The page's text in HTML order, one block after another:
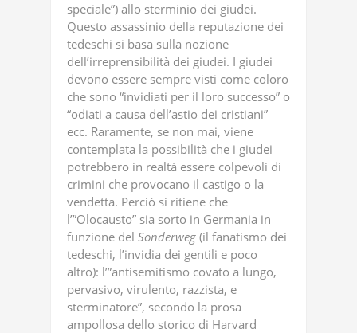
speciale”) allo sterminio dei giudei.
Questo assassinio della reputazione dei
tedeschi si basa sulla nozione
dell’irreprensibilità dei giudei. I giudei
devono essere sempre visti come coloro
che sono “invidiati per il loro successo” o
“odiati a causa dell’astio dei cristiani”
ecc. Raramente, se non mai, viene
contemplata la possibilità che i giudei
potrebbero in realtà essere colpevoli di
crimini che provocano il castigo o la
vendetta. Perciò si ritiene che
l’”Olocausto” sia sorto in Germania in
funzione del Sonderweg (il fanatismo dei
tedeschi, l’invidia dei gentili e poco
altro): l’”antisemitismo covato a lungo,
pervasivo, virulento, razzista, e
sterminatore”, secondo la prosa
ampollosa dello storico di Harvard